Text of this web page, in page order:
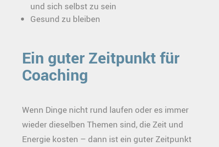
und sich selbst zu sein
Gesund zu bleiben
Ein guter Zeitpunkt für
Coaching
Wenn Dinge nicht rund laufen oder es immer
wieder dieselben Themen sind, die Zeit und
Energie kosten – dann ist ein guter Zeitpunkt